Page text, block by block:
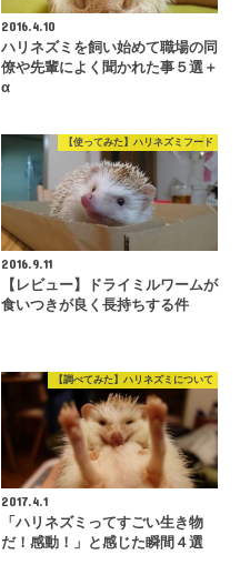
2016.4.10
ハリネズミを飼い始めて職場の同
僚や先輩によく聞かれた事５選＋
α
【使ってみた】ハリネズミフード
2016.9.11
【レビュー】ドライミルワームが
食いつきが良く長持ちする件
【調べてみた】ハリネズミについて
2017.4.1
「ハリネズミってすごい生き物
だ！感動！」と感じた瞬間４選